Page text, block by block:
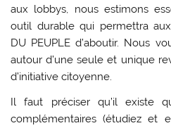
aux lobbys, nous estimons
outil durable qui permettra
DU PEUPLE d’aboutir. Nous
autour d’une seule et unique
d’initiative citoyenne.
Il faut préciser qu’il existe
complémentaires (étudiez et